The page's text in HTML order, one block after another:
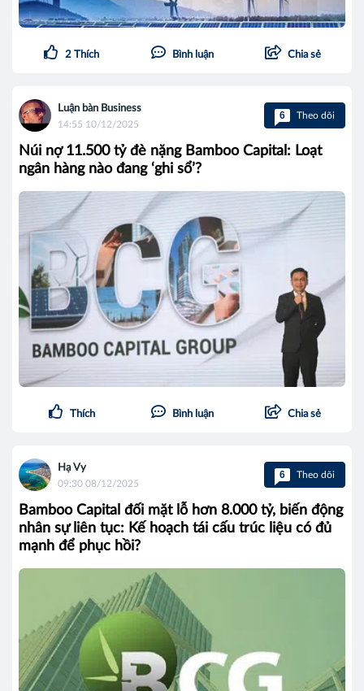
2 Thích Bình luận Chia sẻ
Luận bàn Business
14:55 10/12/2025
6 Theo dõi
Núi nợ 11.500 tỷ đè nặng Bamboo Capital: Loạt
ngân hàng nào đang ‘ghi sổ’?
Thích Bình luận Chia sẻ
Hạ Vy
09:30 08/12/2025
6 Theo dõi
Bamboo Capital đối mặt lỗ hơn 8.000 tỷ, biến động
nhân sự liên tục: Kế hoạch tái cấu trúc liệu có đủ
mạnh để phục hồi?